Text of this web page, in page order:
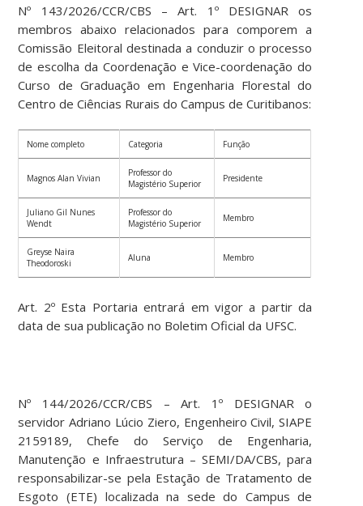
Nº 143/2026/CCR/CBS – Art. 1º DESIGNAR os
membros abaixo relacionados para comporem a
Comissão Eleitoral destinada a conduzir o processo
de escolha da Coordenação e Vice-coordenação do
Curso de Graduação em Engenharia Florestal do
Centro de Ciências Rurais do Campus de Curitibanos:
Nome completo Categoria Função
Magnos Alan Vivian
Professor do
Magistério Superior
Presidente
Juliano Gil Nunes
Wendt
Professor do
Magistério Superior
Membro
Greyse Naira
Theodoroski
Aluna Membro
Art. 2º Esta Portaria entrará em vigor a partir da
data de sua publicação no Boletim Oficial da UFSC.
Nº 144/2026/CCR/CBS – Art. 1º DESIGNAR o
servidor Adriano Lúcio Ziero, Engenheiro Civil, SIAPE
2159189, Chefe do Serviço de Engenharia,
Manutenção e Infraestrutura – SEMI/DA/CBS, para
responsabilizar-se pela Estação de Tratamento de
Esgoto (ETE) localizada na sede do Campus de